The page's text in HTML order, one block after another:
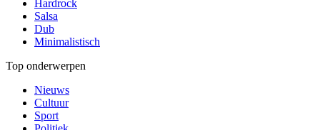
Hardrock
Salsa
Dub
Minimalistisch
Top onderwerpen
Nieuws
Cultuur
Sport